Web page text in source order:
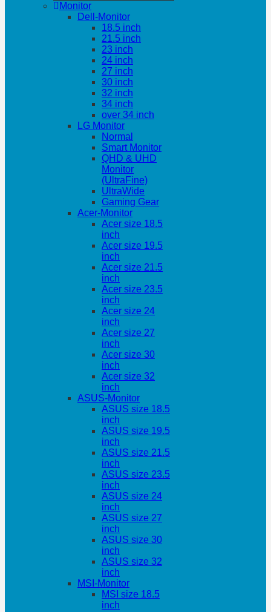
Monitor
Dell-Monitor
18.5 inch
21.5 inch
23 inch
24 inch
27 inch
30 inch
32 inch
34 inch
over 34 inch
LG Monitor
Normal
Smart Monitor
QHD & UHD
Monitor
(UltraFine)
UltraWide
Gaming Gear
Acer-Monitor
Acer size 18.5
inch
Acer size 19.5
inch
Acer size 21.5
inch
Acer size 23.5
inch
Acer size 24
inch
Acer size 27
inch
Acer size 30
inch
Acer size 32
inch
ASUS-Monitor
ASUS size 18.5
inch
ASUS size 19.5
inch
ASUS size 21.5
inch
ASUS size 23.5
inch
ASUS size 24
inch
ASUS size 27
inch
ASUS size 30
inch
ASUS size 32
inch
MSI-Monitor
MSI size 18.5
inch